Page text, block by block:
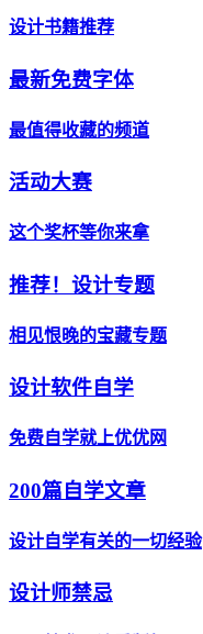
设计书籍推荐
最新免费字体
最值得收藏的频道
活动大赛
这个奖杯等你来拿
推荐！设计专题
相见恨晚的宝藏专题
设计软件自学
免费自学就上优优网
200篇自学文章
设计自学有关的一切经验
设计师禁忌